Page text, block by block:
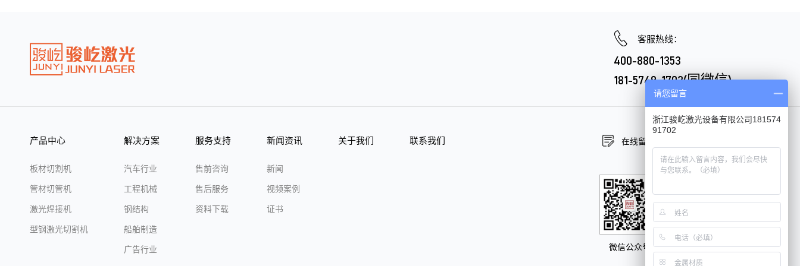
客服热线：
400-880-1353
181-5749-1702(同微信)
产品中心
板材切割机
管材切管机
激光焊接机
型钢激光切割机
解决方案
汽车行业
工程机械
钢结构
船舶制造
广告行业
服务支持
售前咨询
售后服务
资料下载
新闻资讯
新闻
视频案例
证书
关于我们 联系我们 在线留言
微信公众号 抖音官方号
请您留言
浙江骏屹激光设备有限公司181574
91702